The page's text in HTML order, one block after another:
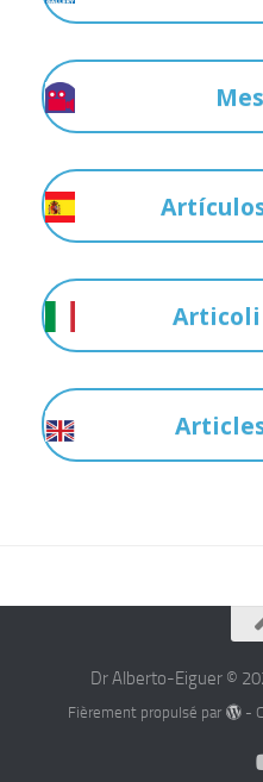
Dr Alberto-Eiguer ©
Fièrement propulsé par -